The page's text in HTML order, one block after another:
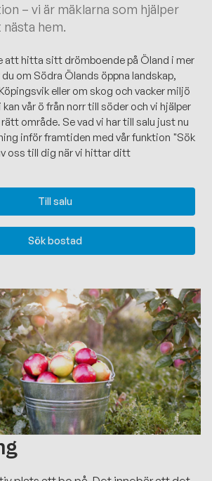
– vi är mäklarna som hjälper
hem.
att hitta sitt drömboende på Öland i mer
om Södra Ölands öppna landskap,
eller om skog och vacker miljö
kan vår ö från norr till söder och vi hjälper
område. Se vad vi har till salu just nu
inför framtiden med vår funktion "Sök
oss till dig när vi hittar ditt
Till salu
Sök bostad